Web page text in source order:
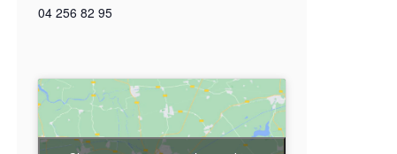
04 256 82 95